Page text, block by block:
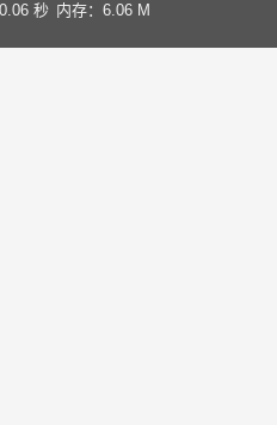
秒 内存：6.06 M